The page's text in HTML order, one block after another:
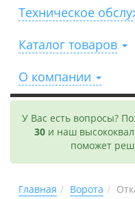
Техническое
Каталог товаров
О компании
У Вас есть вопросы?
30 и наш
поможет
Главная Ворота